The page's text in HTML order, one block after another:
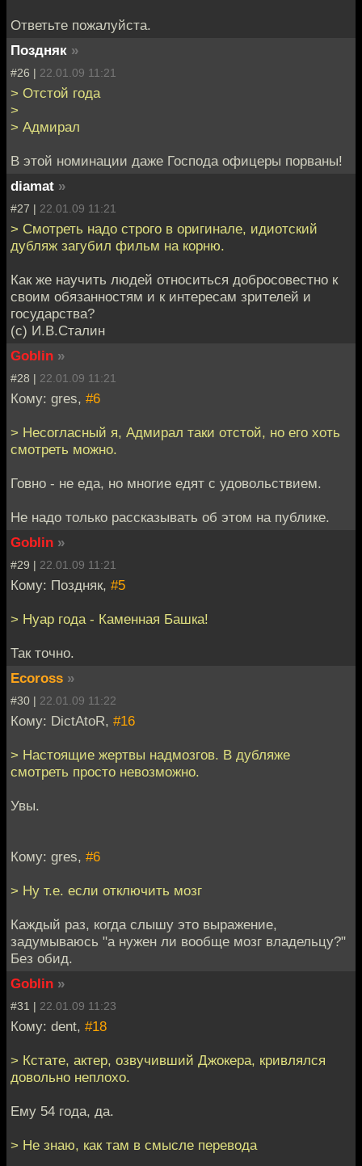
Ответьте пожалуйста.
Поздняк »
#26 | 22.01.09 11:21
> Отстой года
>
> Адмирал
В этой номинации даже Господа офицеры порваны!
diamat »
#27 | 22.01.09 11:21
> Смотреть надо строго в оригинале, идиотский
дубляж загубил фильм на корню.
Как же научить людей относиться добросовестно к
своим обязанностям и к интересам зрителей и
государства?
(c) И.В.Сталин
Goblin »
#28 | 22.01.09 11:21
Кому: gres, #6
> Несогласный я, Адмирал таки отстой, но его хоть
смотреть можно.
Говно - не еда, но многие едят с удовольствием.
Не надо только рассказывать об этом на публике.
Goblin »
#29 | 22.01.09 11:21
Кому: Поздняк, #5
> Нуар года - Каменная Башка!
Так точно.
Ecoross »
#30 | 22.01.09 11:22
Кому: DictAtoR, #16
> Настоящие жертвы надмозгов. В дубляже
смотреть просто невозможно.
Увы.
Кому: gres, #6
> Ну т.е. если отключить мозг
Каждый раз, когда слышу это выражение,
задумываюсь "а нужен ли вообще мозг владельцу?"
Без обид.
Goblin »
#31 | 22.01.09 11:23
Кому: dent, #18
> Кстате, актер, озвучивший Джокера, кривлялся
довольно неплохо.
Ему 54 года, да.
> Не знаю, как там в смысле перевода